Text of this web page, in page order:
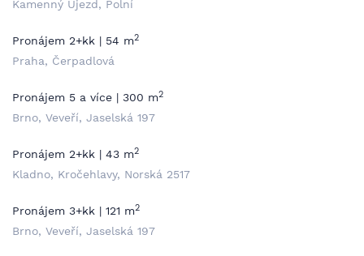
Kamenný Újezd, Polní
Pronájem 2+kk | 54 m2
Praha, Čerpadlová
Pronájem 5 a více | 300 m2
Brno, Veveří, Jaselská 197
Pronájem 2+kk | 43 m2
Kladno, Kročehlavy, Norská 2517
Pronájem 3+kk | 121 m2
Brno, Veveří, Jaselská 197